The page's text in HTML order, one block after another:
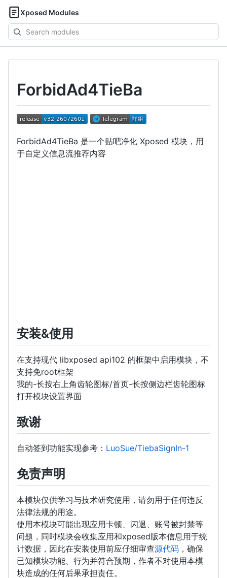
Xposed Modules
Search
modules
ForbidAd4TieBa
ForbidAd4TieBa 是一个贴吧净化 Xposed 模块，用
于自定义信息流推荐内容
安装&使用
在支持现代 libxposed api102 的框架中启用模块，不
支持免root框架
我的-长按右上角齿轮图标/首页-长按侧边栏齿轮图标
打开模块设置界面
致谢
自动签到功能实现参考： LuoSue/TiebaSignIn-1
免责声明
本模块仅供学习与技术研究使用，请勿用于任何违反
法律法规的用途。
使用本模块可能出现应用卡顿、闪退、账号被封禁等
问题，同时模块会收集应用和xposed版本信息用于统
计数据，因此在安装使用前应仔细审查源代码 ，确保
已知模块功能、行为并符合预期，作者不对使用本模
块造成的任何后果承担责任。